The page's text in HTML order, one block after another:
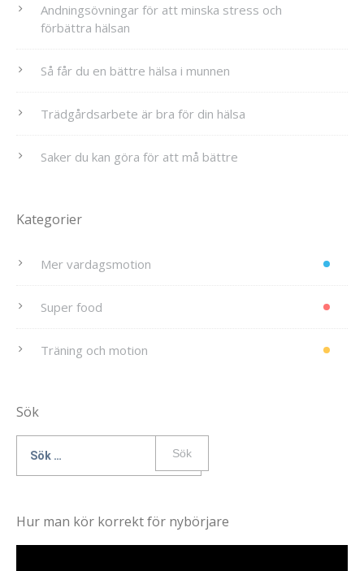
Andningsövningar för att minska stress och
förbättra hälsan
Så får du en bättre hälsa i munnen
Trädgårdsarbete är bra för din hälsa
Saker du kan göra för att må bättre
Kategorier
Mer vardagsmotion
Super food
Träning och motion
Sök
efter:
Hur man kör korrekt för nybörjare